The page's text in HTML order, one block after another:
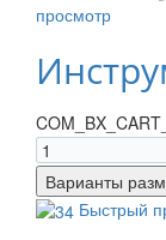
просмотр
Быстрый